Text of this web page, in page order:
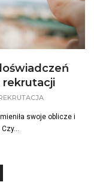
swoje oblicze i